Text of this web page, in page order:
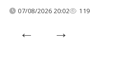
07/08/2026 20:02 119